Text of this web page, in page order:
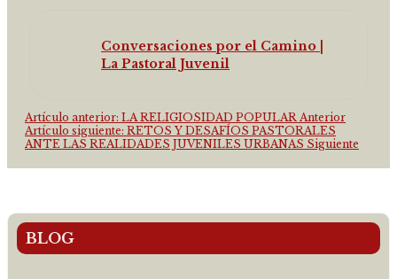
Conversaciones por el Camino |
La Pastoral Juvenil
Artículo anterior: LA RELIGIOSIDAD POPULAR Anterior
Artículo siguiente: RETOS Y DESAFÍOS PASTORALES
ANTE LAS REALIDADES JUVENILES URBANAS Siguiente
BLOG